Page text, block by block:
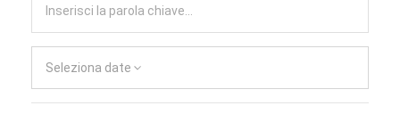
Seleziona date